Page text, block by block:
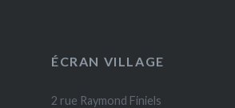
ÉCRAN VILLAGE
2 rue Raymond Finiels